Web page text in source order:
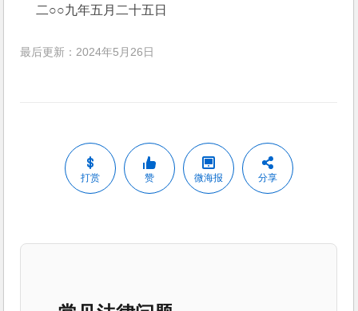
二○○九年五月二十五日
最后更新：2024年5月26日
打赏 赞 微海报 分享